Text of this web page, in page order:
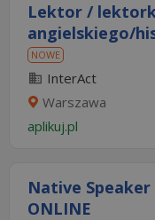
Lektor /
angielskiego/
NOWE
InterAct
Warszawa
aplikuj.pl
Native
ONLINE